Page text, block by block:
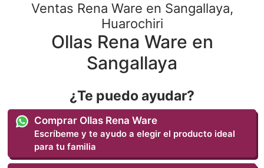
Ventas Rena Ware en Sangallaya,
Huarochiri
Ollas Rena Ware en
Sangallaya
¿Te puedo ayudar?
Comprar Ollas Rena Ware
Escríbeme y te ayudo a elegir el producto ideal
para tu familia